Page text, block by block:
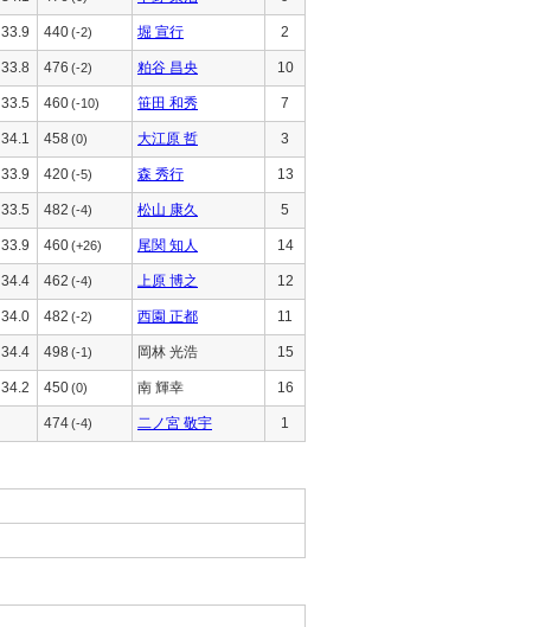
33.9 440(-2) 堀 宣行 2
33.8 476 (-2) 粕谷 昌央 10
33.5 460(-10) 笹田 和秀 7
34.1 458 (0) 大江原 哲 3
33.9 420(-5) 森 秀行 13
33.5 482 (-4) 松山 康久 5
33.9 460(+26) 尾関 知人 14
34.4 462 (-4) 上原 博之 12
34.0 482 (-2) 西園 正都 11
34.4 498 (-1) 岡林 光浩 15
34.2 450(0) 南 輝幸 16
474(-4) 二ノ宮 敬宇 1